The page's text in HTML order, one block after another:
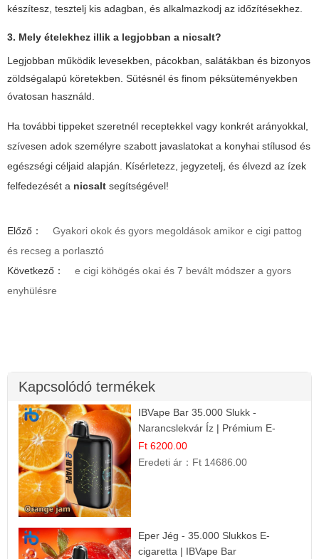
készítesz, tesztelj kis adagban, és alkalmazkodj az időzítésekhez.
3. Mely ételekhez illik a legjobban a nicsalt?
Legjobban működik levesekben, pácokban, salátákban és bizonyos
zöldségalapú köretekben. Sütésnél és finom péksüteményekben
óvatosan használd.
Ha további tippeket szeretnél receptekkel vagy konkrét arányokkal,
szívesen adok személyre szabott javaslatokat a konyhai stílusod és
egészségi céljaid alapján. Kísérletezz, jegyzetelj, és élvezd az ízek
felfedezését a nicsalt segítségével!
Előző：
Gyakori okok és gyors megoldások amikor e cigi pattog
és recseg a porlasztó
Következő：
e cigi köhögés okai és 7 bevált módszer a gyors
enyhülésre
Kapcsolódó termékek
IBVape Bar 35.000 Slukk -
Narancslekvár Íz | Prémium E-
cigaretta
Ft 6200.00
Eredeti ár： Ft 14686.00
Eper Jég - 35.000 Slukkos E-
cigaretta | IBVape Bar